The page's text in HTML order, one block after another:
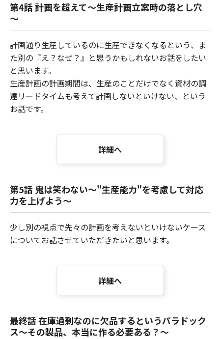
第4話 計画を超えて～生産計画立案時の落とし穴
～
計画通り生産しているのに生産できなくなるという、ま
た別の『え？なぜ？』と思うかもしれないお話をしたい
と思います。
生産計画の計画期間は、生産のことだけでなく資材の調
達リードタイムも考えて計画しないといけない、という
お話です。
詳細へ
第5話 鬼は笑わない～"生産能力"を考慮して対応
力を上げよう～
少し別の視点で先々の計画を考えないといけないケース
についてお話させていただきたいと思います。
詳細へ
最終話 在庫過剰なのに欠品するというパラドック
ス～その製品、本当に作る必要ある？～